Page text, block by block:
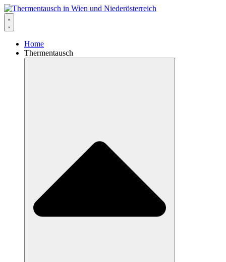
Home
Thermentausch